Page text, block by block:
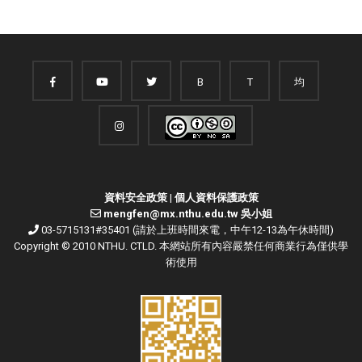
B T 均
資料安全政策| 個人資料保護政策
mengfen@mx.nthu.edu.tw 吳小姐
03-5715131#35401 (請於上班時間來電，中午12-13為午休時間)
Copyright © 2010 NTHU. CTLD. 本網站所有內容嚴禁任何商業行為僅供學
術使用